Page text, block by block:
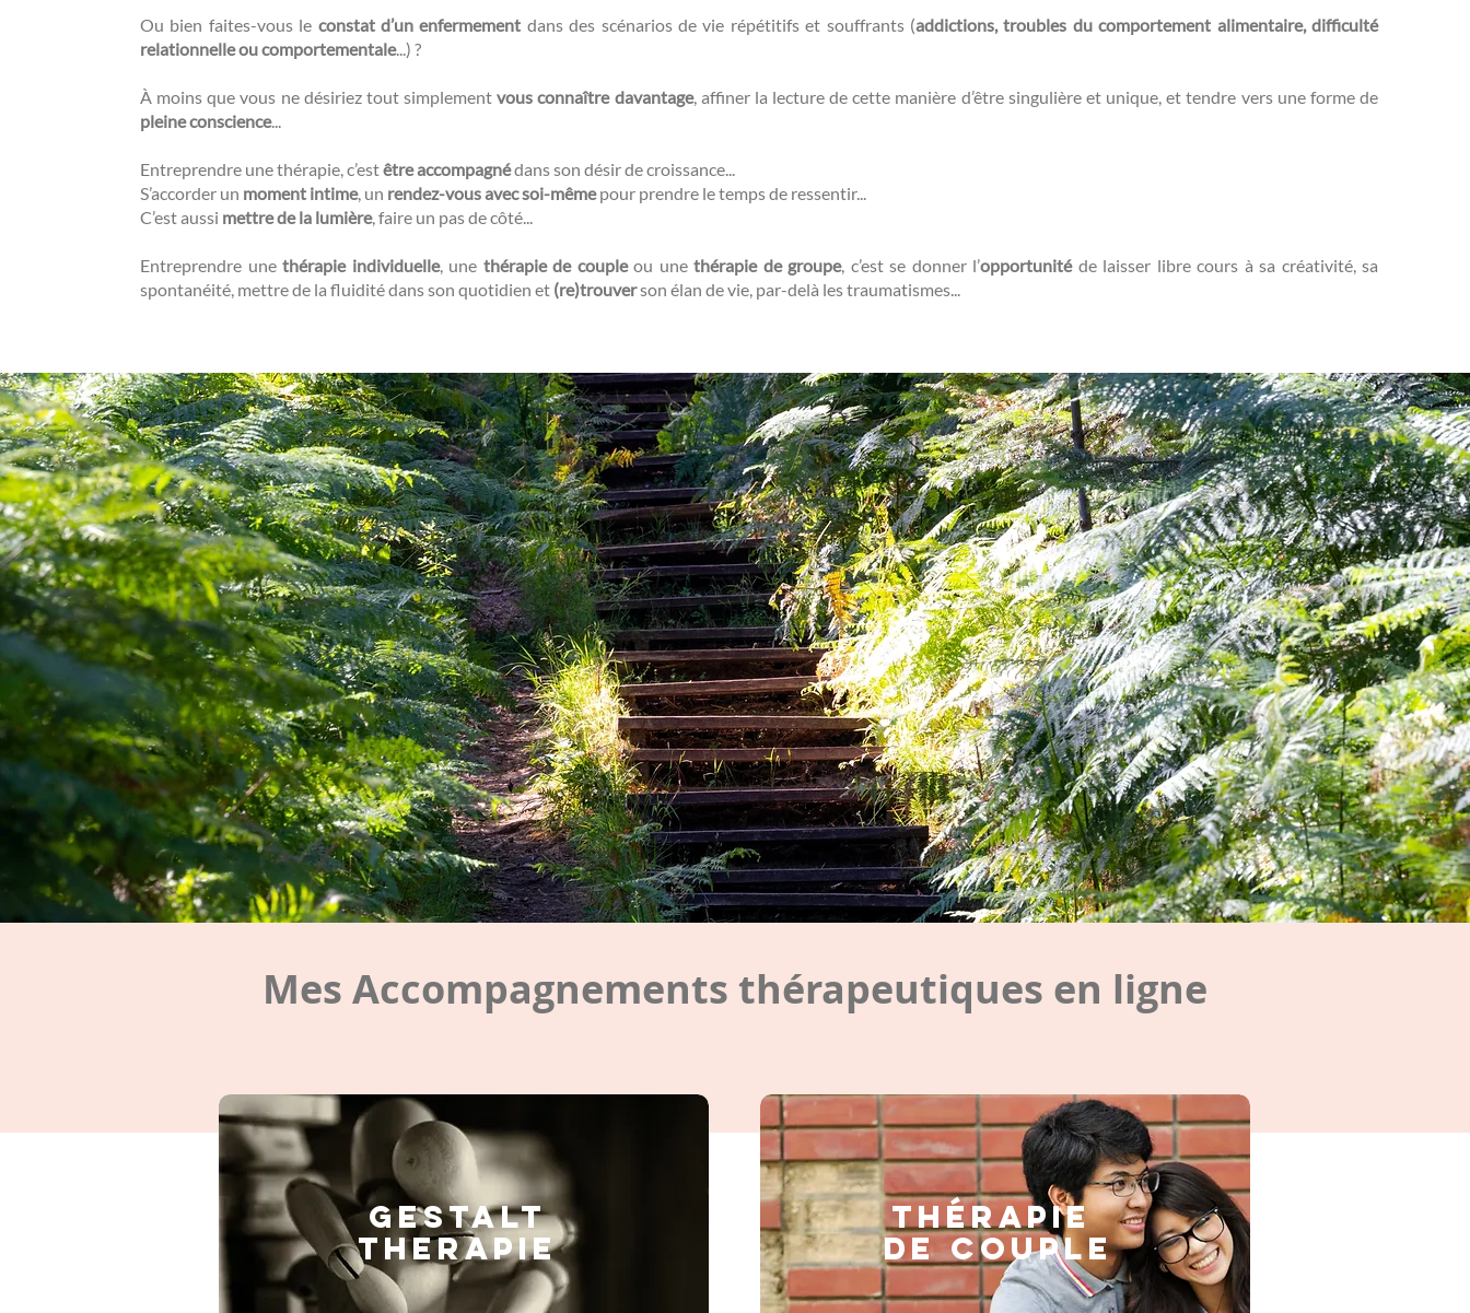
Ou bien faites-vous le constat d’un enfermement dans des scénarios de vie répétitifs et souffrants (addictions, troubles du comportement alimentaire, difficulté
relationnelle ou comportementale...) ?
À moins que vous ne désiriez tout simplementvous connaître davantage, affiner la lecture de cette manière d’être singulière et unique, et tendre vers une forme de
pleine conscience...
Entreprendre une thérapie, c’estêtre accompagnédans son désir de croissance...
S’accorder un moment intime, un rendez-vous avec soi-mêmepour prendre le temps de ressentir...
C’est aussi mettre de la lumière, faire un pas de côté...
Entreprendre une thérapie individuelle, une thérapie de coupleou une thérapie de groupe, c’est se donner l’opportunité de laisser libre cours à sa créativité, sa
spontanéité, mettre de la fluidité dans son quotidien et (re)trouverson élan de vie, par-delà les traumatismes...
Mes Accompagnements thérapeutiques en ligne
GESTALT
THERAPIE
Thérapie
de couple